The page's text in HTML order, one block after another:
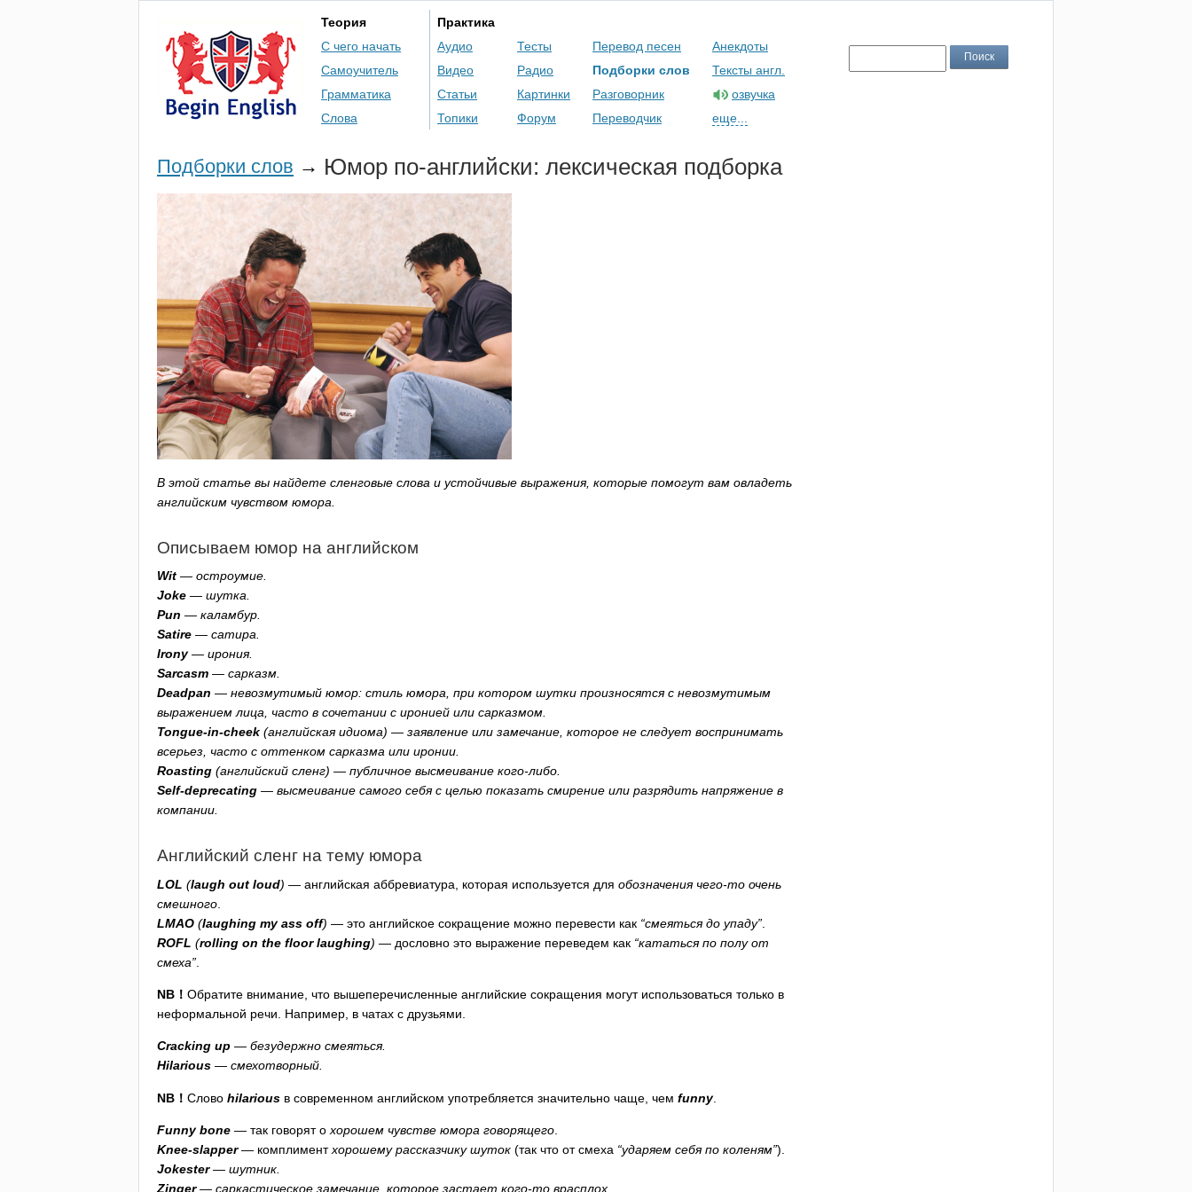
Теория
С чего начать
Самоучитель
Грамматика
Слова
Практика
Аудио
Видео
Статьи
Топики
Тесты
Радио
Картинки
Форум
Перевод песен
Подборки слов
Разговорник
Переводчик
Анекдоты
Тексты англ.
озвучка
еще...
Подборки слов → Юмор по-английски: лексическая подборка
В этой статье вы найдете сленговые слова и устойчивые выражения, которые помогут вам овладеть
английским чувством юмора.
Описываем юмор на английском
Wit — остроумие.
Joke — шутка.
Pun — каламбур.
Satire — сатира.
Irony— ирония.
Sarcasm — сарказм.
Deadpan — невозмутимый юмор: стиль юмора, при котором шутки произносятся с невозмутимым
выражением лица, часто в сочетании с иронией или сарказмом.
Tongue-in-cheek (английская идиома) — заявление или замечание, которое не следует воспринимать
всерьез, часто с оттенком сарказма или иронии.
Roasting (английский сленг) — публичное высмеивание кого-либо.
Self-deprecating — высмеивание самого себя с целью показать смирение или разрядить напряжение в
компании.
Английский сленг на тему юмора
LOL (laugh out loud) — английская аббревиатура, которая используется для обозначения чего-то очень
смешного
LMAO (laughing my ass off) — это английское сокращение можно перевести как “смеяться до упаду”
ROFL (rolling on the floor laughing) — дословно это выражение переведем как “кататься по полу от
смеха”
NB ！ Обратите внимание, что вышеперечисленные английские сокращения могут использоваться только в
неформальной речи. Например, в чатах с друзьями.
Cracking up — безудержно смеяться.
Hilarious — смехотворный.
NB ！ Слово hilarious в современном английском употребляется значительно чаще, чем funny.
Funny bone — так говорят о хорошем чувстве юмора говорящего
Knee-slapper— комплиментхорошему рассказчику шуток (так что от смеха “ударяем себя по коленям”).
Jokester— шутник.
Zinger— саркастическое замечание, которое застает кого-то врасплох.